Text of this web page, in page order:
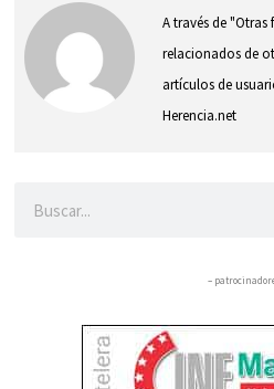
A través de
relacionados de
artículos de
Herencia.net
–